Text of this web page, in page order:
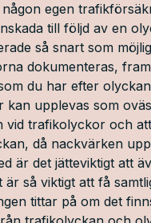
egen
till följd av en
så snart som
dokumenteras,
du har efter
upplevas som
vid trafikolyckor och
då nackvärken
är det jätteviktigt att
så viktigt att få
tittar på om det